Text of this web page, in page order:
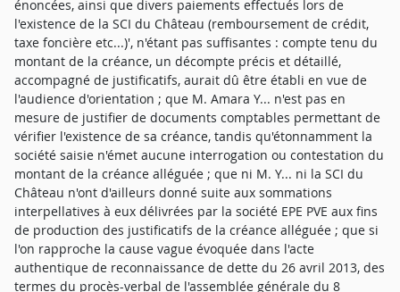
énoncées, ainsi que divers paiements effectués lors de
l'existence de la SCI du Château (remboursement de crédit,
taxe foncière etc...)', n'étant pas suffisantes : compte tenu du
montant de la créance, un décompte précis et détaillé,
accompagné de justificatifs, aurait dû être établi en vue de
l'audience d'orientation ; que M. Amara Y... n'est pas en
mesure de justifier de documents comptables permettant de
vérifier l'existence de sa créance, tandis qu'étonnamment la
société saisie n'émet aucune interrogation ou contestation du
montant de la créance alléguée ; que ni M. Y... ni la SCI du
Château n'ont d'ailleurs donné suite aux sommations
interpellatives à eux délivrées par la société EPE PVE aux fins
de production des justificatifs de la créance alléguée ; que si
l'on rapproche la cause vague évoquée dans l'acte
authentique de reconnaissance de dette du 26 avril 2013, des
termes du procès-verbal de l'assemblée générale du 8